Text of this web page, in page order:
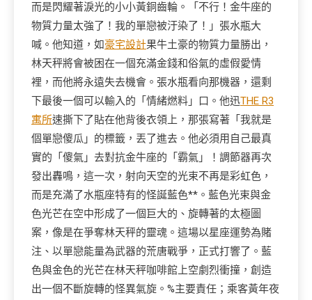
而是閃耀著淚光的小小黃銅齒輪。「不行！金牛座的
物質力量太強了！我的單戀被汙染了！」張水瓶大
喊。他知道，如豪宅設計果牛土豪的物質力量勝出，
林天秤將會被困在一個充滿金錢和俗氣的虛假愛情
裡，而他將永遠失去機會。張水瓶看向那機器，還剩
下最後一個可以輸入的「情緒燃料」口。他迅THE R3
寓所速撕下了貼在他背後衣領上，那張寫著「我就是
個單戀傻瓜」的標籤，丟了進去。他必須用自己最真
實的「傻氣」去對抗金牛座的「霸氣」！調節器再次
發出轟鳴，這一次，射向天空的光束不再是彩虹色，
而是充滿了水瓶座特有的怪誕藍色**。藍色光束與金
色光芒在空中形成了一個巨大的、旋轉著的太極圖
案，像是在爭奪林天秤的靈魂。這場以星座運勢為賭
注、以單戀能量為武器的荒唐戰爭，正式打響了。藍
色與金色的光芒在林天秤咖啡館上空劇烈衝撞，創造
出一個不斷旋轉的怪異氣旋。%主要責任；乘客黃年夜